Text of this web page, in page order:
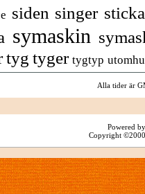
siden singer sticka
symaskin
tyg tyger tygtyp
Alla tider är
Powered
Copyright